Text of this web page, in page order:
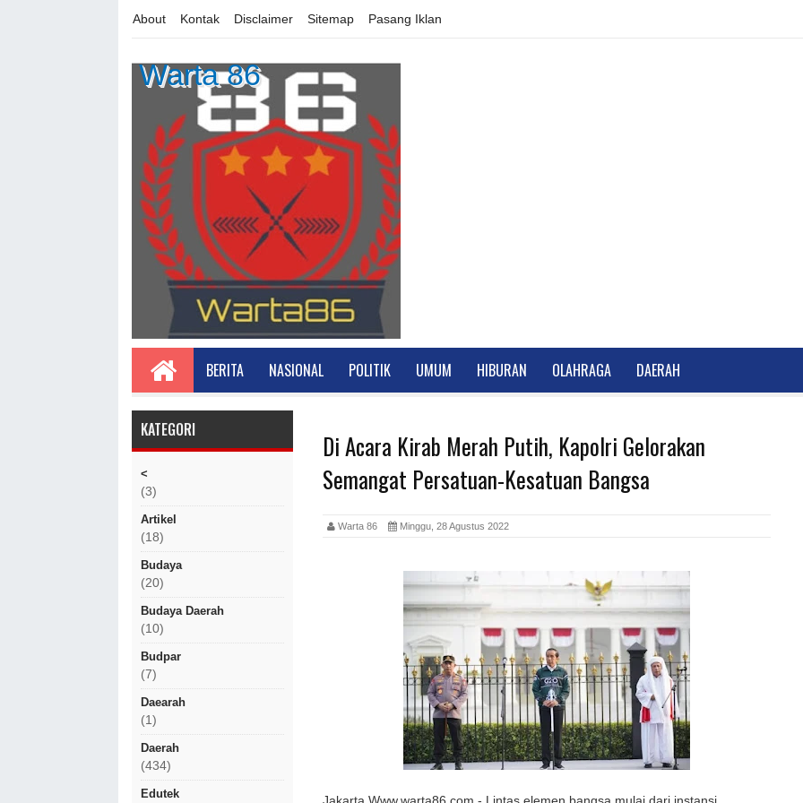
About Kontak Disclaimer Sitemap Pasang Iklan
Warta 86
BERITA NASIONAL POLITIK UMUM HIBURAN OLAHRAGA DAERAH
KATEGORI
<
(3)
Artikel
(18)
Budaya
(20)
Budaya Daerah
(10)
Budpar
(7)
Daearah
(1)
Daerah
(434)
Edutek
Di Acara Kirab Merah Putih, Kapolri Gelorakan
Semangat Persatuan-Kesatuan Bangsa
Warta 86 Minggu, 28 Agustus 2022
Jakarta,Www.warta86.com - Lintas elemen bangsa mulai dari instansi